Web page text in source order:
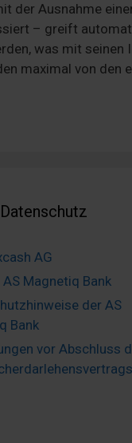
der Ausnahme
– greift
was mit
maximal von den
AG
AS Magnetiq Bank
der AS
Bank
vor Abschluss